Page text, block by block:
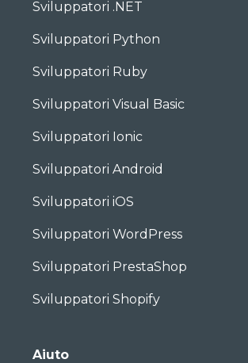
Sviluppatori .NET
Sviluppatori Python
Sviluppatori Ruby
Sviluppatori Visual Basic
Sviluppatori Ionic
Sviluppatori Android
Sviluppatori iOS
Sviluppatori WordPress
Sviluppatori PrestaShop
Sviluppatori Shopify
Aiuto